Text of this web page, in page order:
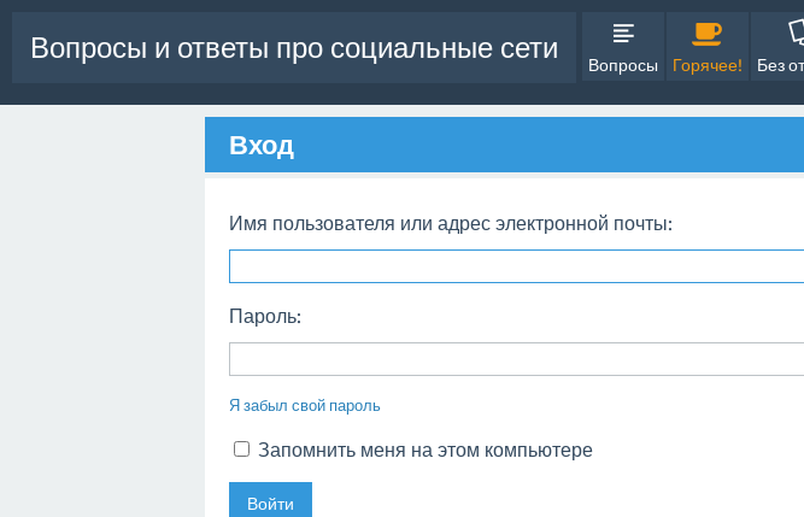
Вопросы и ответы про социальные сети
Вопросы Горячее! Без
Вход
Имя пользователя или адрес электронной почты:
Пароль:
Я забыл свой пароль
Запомнить меня на этом компьютере